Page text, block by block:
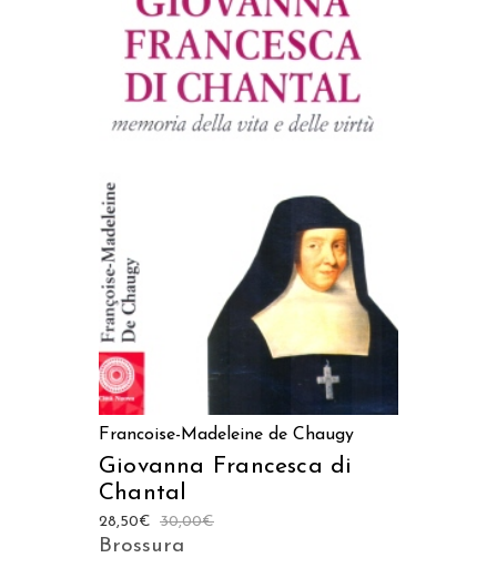
Francoise-Madeleine de Chaugy
Giovanna Francesca di
Chantal
30,00€
28,50€
Brossura